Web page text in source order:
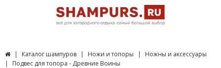
Каталог шампуров Ножи и топоры
Ножны и аксессуары
Подвес для топора - Древние Воины